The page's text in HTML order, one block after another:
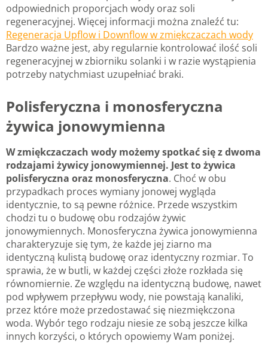
odpowiednich proporcjach wody oraz soli
regeneracyjnej. Więcej informacji można znaleźć tu:
Regeneracja Upflow i Downflow w zmiękczaczach wody
Bardzo ważne jest, aby regularnie kontrolować ilość soli
regeneracyjnej w zbiorniku solanki i w razie wystąpienia
potrzeby natychmiast uzupełniać braki.
Polisferyczna i monosferyczna
żywica jonowymienna
W zmiękczaczach wody możemy spotkać się z dwoma
rodzajami żywicy jonowymiennej. Jest to żywica
polisferyczna oraz monosferyczna. Choć w obu
przypadkach proces wymiany jonowej wygląda
identycznie, to są pewne różnice. Przede wszystkim
chodzi tu o budowę obu rodzajów żywic
jonowymiennych. Monosferyczna żywica jonowymienna
charakteryzuje się tym, że każde jej ziarno ma
identyczną kulistą budowę oraz identyczny rozmiar. To
sprawia, że w butli, w każdej części złoże rozkłada się
równomiernie. Ze względu na identyczną budowę, nawet
pod wpływem przepływu wody, nie powstają kanaliki,
przez które może przedostawać się niezmiękczona
woda. Wybór tego rodzaju niesie ze sobą jeszcze kilka
innych korzyści, o których opowiemy Wam poniżej.